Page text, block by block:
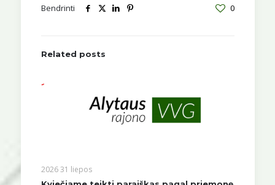
Bendrinti 0
Related posts
2026 31 liepos